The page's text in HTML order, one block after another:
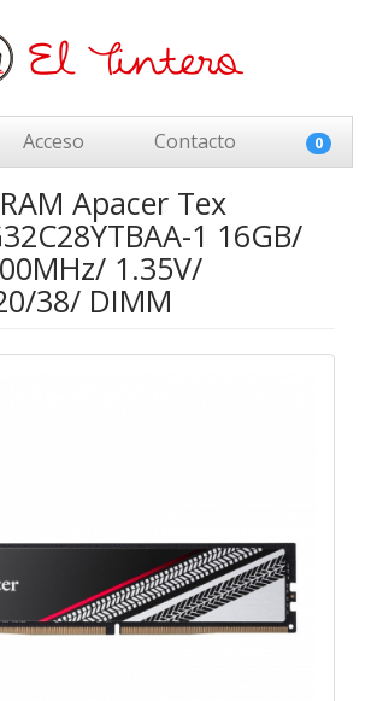
Acceso Contacto 0
Apacer Tex
1 16GB/
1.35V/
38/ DIMM